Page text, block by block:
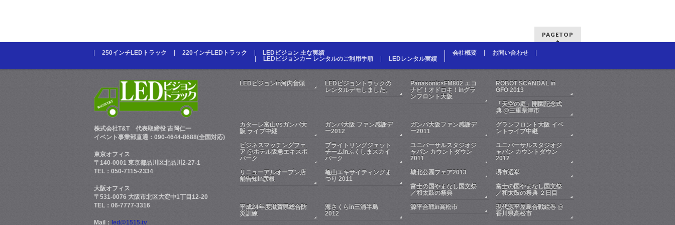
PAGETOP
250インチLEDトラック 220インチLEDトラック
LEDビジョン 主な実績
LEDビジョンカー レンタルのご利用手順
LEDレンタル実績
会社概要 お問い合わせ
株式会社T&T代表取締役 吉岡仁一
イベント事業部直通：090-4644-8688(全国対応)
東京オフィス
〒140-0001 東京都品川区北品川2-27-1
TEL：050-7115-2334
大阪オフィス
〒531-0076 大阪市北区大淀中1丁目12-20
TEL：06-7777-3316
Mail： led@1515.tv
LEDビジョンin河内音頭
LEDビジョントラックの
レンタルデモしました。
Panasonic×FM802 エコ
ナビ！オドロキ！inグラ
ンフロント大阪
ROBOT SCANDAL in
GFO 2013
「天空の庭」開園記念式
典 @三重県津市
カターレ富山vsガンバ大
阪 ライブ中継
ガンバ大阪 ファン感謝デ
ー2012
ガンバ大阪ファン感謝デ
ー2011
グランフロント大阪 イベ
ントライブ中継
ビジネスマッチングフェ
ア @ホテル阪急エキスポ
パーク
ブライトリングジェット
チームinふくしまスカイ
パーク
ユニバーサルスタジオジ
ャパン カウントダウン
2011
ユニバーサルスタジオジ
ャパン カウントダウン
2012
リニューアルオープン店
舗告知in彦根
亀山エキサイティングま
つり 2011
城北公園フェア2013
堺市選挙
富士の国やまなし国文祭
／和太鼓の祭典
富士の国やまなし国文祭
／和太鼓の祭典 ２日目
平成24年度滋賀県総合防
災訓練
海さくらin三浦半島
2012
源平合戦in高松市
現代源平屋島合戦絵巻 @
香川県高松市